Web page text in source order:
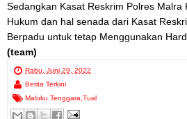
Sedangkan Kasat Reskrim Polres
Hukum dan hal senada dari Kasat
Berpadu untuk tetap Menggunakan
(team)
Rabu, Juni 29, 2022
Berita Terkini
Maluku Tenggara Tual